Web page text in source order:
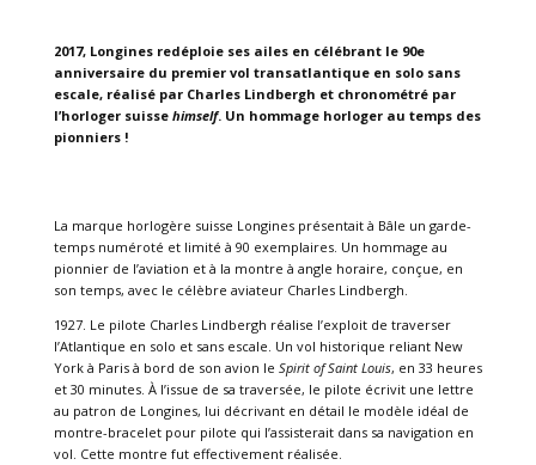
2017, Longines redéploie ses ailes en célébrant le 90e
anniversaire du premier vol transatlantique en solo sans
escale, réalisé par Charles Lindbergh et chronométré par
l’horloger suisse himself. Un hommage horloger au temps des
pionniers !
La marque horlogère suisse Longines présentait à Bâle un garde-
temps numéroté et limité à 90 exemplaires. Un hommage au
pionnier de l’aviation et à la montre à angle horaire, conçue, en
son temps, avec le célèbre aviateur Charles Lindbergh.
1927. Le pilote Charles Lindbergh réalise l’exploit de traverser
l’Atlantique en solo et sans escale. Un vol historique reliant New
York à Paris à bord de son avion le Spirit of Saint Louis, en 33 heures
et 30 minutes. À l’issue de sa traversée, le pilote écrivit une lettre
au patron de Longines, lui décrivant en détail le modèle idéal de
montre-bracelet pour pilote qui l’assisterait dans sa navigation en
vol. Cette montre fut effectivement réalisée.